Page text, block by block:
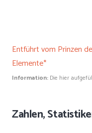
Entführt vom Prinzen
Elemente*
Information: Die hier
Zahlen,